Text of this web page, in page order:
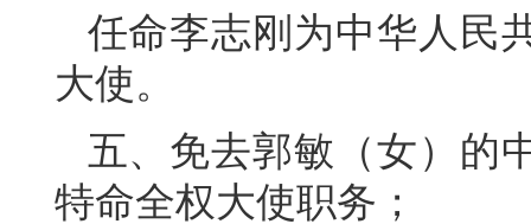
任命李志刚为中华人民
大使。
五、免去郭敏（女）的
特命全权大使职务；